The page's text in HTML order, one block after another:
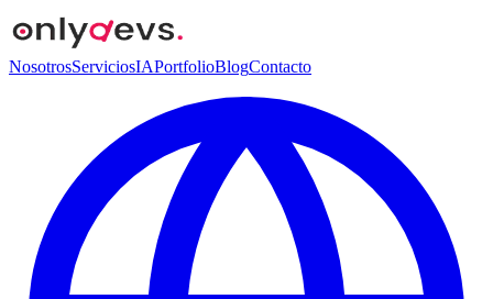
NosotrosServiciosIAPortfolioBlogContacto